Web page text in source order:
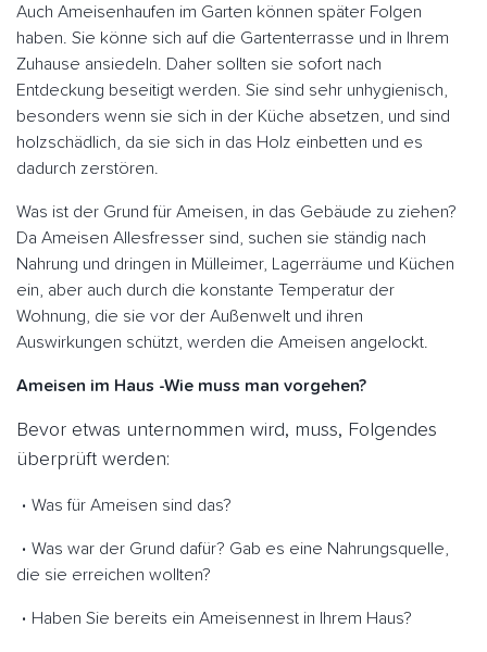
Auch Ameisenhaufen im Garten können später Folgen
haben. Sie könne sich auf die Gartenterrasse und in Ihrem
Zuhause ansiedeln. Daher sollten sie sofort nach
Entdeckung beseitigt werden. Sie sind sehr unhygienisch,
besonders wenn sie sich in der Küche absetzen, und sind
holzschädlich, da sie sich in das Holz einbetten und es
dadurch zerstören.
Was ist der Grund für Ameisen, in das Gebäude zu ziehen?
Da Ameisen Allesfresser sind, suchen sie ständig nach
Nahrung und dringen in Mülleimer, Lagerräume und Küchen
ein, aber auch durch die konstante Temperatur der
Wohnung, die sie vor der Außenwelt und ihren
Auswirkungen schützt, werden die Ameisen angelockt.
Ameisen im Haus -Wie muss man vorgehen?
Bevor etwas unternommen wird, muss, Folgendes
überprüft werden:
Was für Ameisen sind das?
Was war der Grund dafür? Gab es eine Nahrungsquelle,
die sie erreichen wollten?
Haben Sie bereits ein Ameisennest in Ihrem Haus?